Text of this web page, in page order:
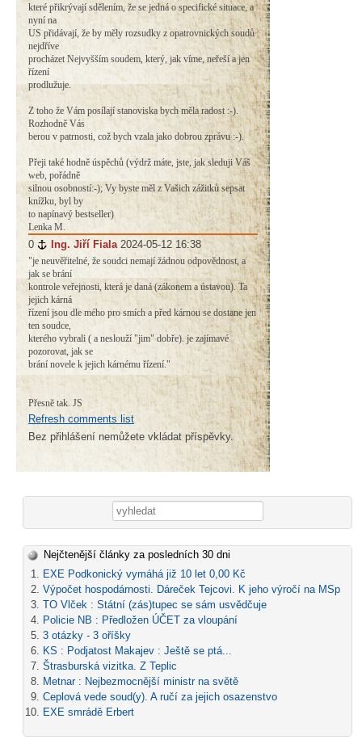
které přikrývají sdělením, že se jedná o specifické situace, a
nyní na
US přidávají, že by měly rozsudky z opatrovnických soudů
nejdříve
procházet Nejvyšším soudem, který, jak víme, neřeší a jen
řízení
prodlužuje.
Z toho že Vám posílají stanoviska bych měla radost :-).
Rozhodně Vás
berou v patrnosti, což bych vzala jako dobrou zprávu :-).
Přeji také hodně úspěchů (výdrž máte, jste, jak sleduji Váš
web, pořádně
silnou osobností:-); Vy byste měl z Vašich zážitků sepsat
knížku, byl by
to napínavý bestseller)
Lenka M.
0 # Ing. Jiří Fiala 2024-05-12 16:38
"je neuvěřitelné, že soudci nemají žádnou odpovědnost, a
jak se brání
kontrole veřejnosti, která je daná (zákonem a ústavou). Ta
jejich kárná
řízení jsou dle mého pro smích a před kárnou se dostane jen
ten soudce,
kterého vybrali ( a neslouží "jim" dobře). je zajímavé
pozorovat, jak se
brání novele k jejich kárnému řízení."
Přesně tak. JS
Refresh comments list
Bez přihlášení nemůžete vkládat příspěvky.
Vyhledávání
Nejčtenější články za posledních 30 dni
EXE Podkonický vymáhá již 10 let 0,00 Kč
Výpočet hospodárnosti. Dáreček Tejcovi. K jeho výročí na MSp
TO Vlček : Státní (zás)tupec se sám usvědčuje
Policie NB : Předložen ÚČET za vloupání
3 otázky - 3 oříšky
KS : Podjatost Makajev : Ještě se ptá...
Štrasburská vizitka. Z Teplic
Metnar : Nejbezmocnější ministr na světě
Ceplová vede soud(y). A ručí za jejich osazenstvo
EXE smrádě Erbert